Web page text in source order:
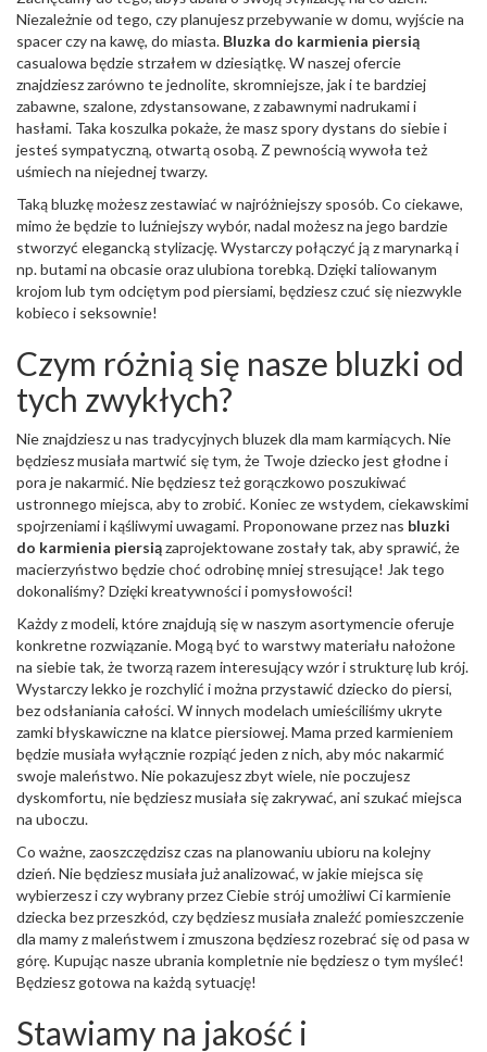
Niezależnie od tego, czy planujesz przebywanie w domu, wyjście na
spacer czy na kawę, do miasta. Bluzka do karmienia piersią
casualowa będzie strzałem w dziesiątkę. W naszej ofercie
znajdziesz zarówno te jednolite, skromniejsze, jak i te bardziej
zabawne, szalone, zdystansowane, z zabawnymi nadrukami i
hasłami. Taka koszulka pokaże, że masz spory dystans do siebie i
jesteś sympatyczną, otwartą osobą. Z pewnością wywoła też
uśmiech na niejednej twarzy.
Taką bluzkę możesz zestawiać w najróżniejszy sposób. Co ciekawe,
mimo że będzie to luźniejszy wybór, nadal możesz na jego bardzie
stworzyć elegancką stylizację. Wystarczy połączyć ją z marynarką i
np. butami na obcasie oraz ulubiona torebką. Dzięki taliowanym
krojom lub tym odciętym pod piersiami, będziesz czuć się niezwykle
kobieco i seksownie!
Czym różnią się nasze bluzki od
tych zwykłych?
Nie znajdziesz u nas tradycyjnych bluzek dla mam karmiących. Nie
będziesz musiała martwić się tym, że Twoje dziecko jest głodne i
pora je nakarmić. Nie będziesz też gorączkowo poszukiwać
ustronnego miejsca, aby to zrobić. Koniec ze wstydem, ciekawskimi
spojrzeniami i kąśliwymi uwagami. Proponowane przez nas bluzki
do karmienia piersiązaprojektowane zostały tak, aby sprawić, że
macierzyństwo będzie choć odrobinę mniej stresujące! Jak tego
dokonaliśmy? Dzięki kreatywności i pomysłowości!
Każdy z modeli, które znajdują się w naszym asortymencie oferuje
konkretne rozwiązanie. Mogą być to warstwy materiału nałożone
na siebie tak, że tworzą razem interesujący wzór i strukturę lub krój.
Wystarczy lekko je rozchylić i można przystawić dziecko do piersi,
bez odsłaniania całości. W innych modelach umieściliśmy ukryte
zamki błyskawiczne na klatce piersiowej. Mama przed karmieniem
będzie musiała wyłącznie rozpiąć jeden z nich, aby móc nakarmić
swoje maleństwo. Nie pokazujesz zbyt wiele, nie poczujesz
dyskomfortu, nie będziesz musiała się zakrywać, ani szukać miejsca
na uboczu.
Co ważne, zaoszczędzisz czas na planowaniu ubioru na kolejny
dzień. Nie będziesz musiała już analizować, w jakie miejsca się
wybierzesz i czy wybrany przez Ciebie strój umożliwi Ci karmienie
dziecka bez przeszkód, czy będziesz musiała znaleźć pomieszczenie
dla mamy z maleństwem i zmuszona będziesz rozebrać się od pasa w
górę. Kupując nasze ubrania kompletnie nie będziesz o tym myśleć!
Będziesz gotowa na każdą sytuację!
Stawiamy na jakość i